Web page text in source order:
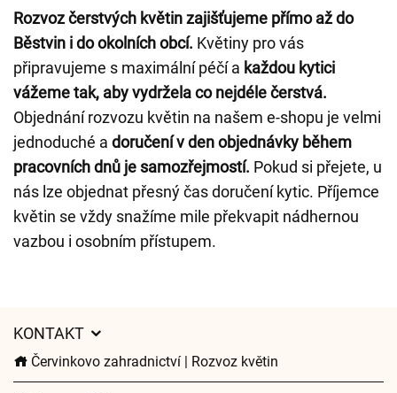
Rozvoz čerstvých květin zajišťujeme přímo až do
Běstvin i do okolních obcí. Květiny pro vás
připravujeme s maximální péčí a každou kytici
vážeme tak, aby vydržela co nejdéle čerstvá.
Objednání rozvozu květin na našem e-shopu je velmi
jednoduché a doručení v den objednávky během
pracovních dnů je samozřejmostí. Pokud si přejete, u
nás lze objednat přesný čas doručení kytic. Příjemce
květin se vždy snažíme mile překvapit nádhernou
vazbou i osobním přístupem.
KONTAKT
Červinkovo zahradnictví | Rozvoz květin